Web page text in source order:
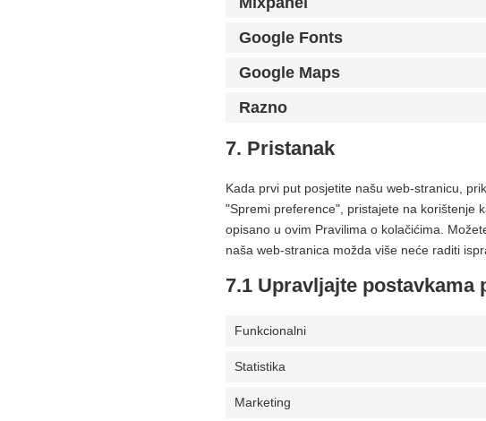
Google Fonts
Google Maps
Razno
7. Pristanak
Kada prvi put posjetite našu web-stranicu,
"Spremi preference", pristajete na korištenje
opisano u ovim Pravilima o kolačićima.
naša web-stranica možda više neće raditi
7.1 Upravljajte postavkama
Funkcionalni
Statistika
Marketing